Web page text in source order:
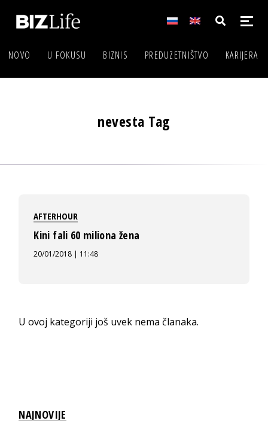
NOVO U FOKUSU BIZNIS PREDUZETNIŠTVO KARIJERA
nevesta Tag
AFTERHOUR
Kini fali 60 miliona žena
20/01/2018 | 11:48
U ovoj kategoriji još uvek nema članaka.
NAJNOVIJE